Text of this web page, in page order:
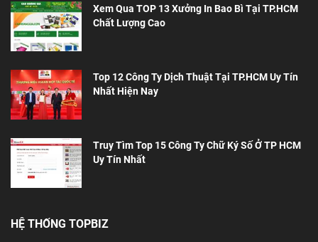
Xem Qua TOP 13 Xưởng In Bao Bì Tại TP.HCM
Chất Lượng Cao
Top 12 Công Ty Dịch Thuật Tại TP.HCM Uy Tín
Nhất Hiện Nay
Truy Tìm Top 15 Công Ty Chữ Ký Số Ở TP HCM
Uy Tín Nhất
HỆ THỐNG TOPBIZ